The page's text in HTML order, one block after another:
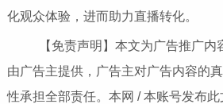
化观众体验，进而助力直播转化。
【免责声明】本文为广告推广内
由广告主提供，广告主对广告内容的
性承担全部责任。本网 / 本账号发布